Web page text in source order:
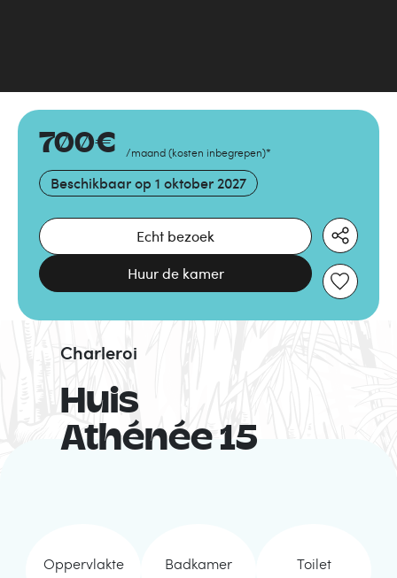
700€ /maand (kosten inbegrepen)*
Beschikbaar op 1 oktober 2027
Echt bezoek
Huur de kamer
Huis
Athénée 15
Charleroi
Oppervlakte Badkamer Toilet